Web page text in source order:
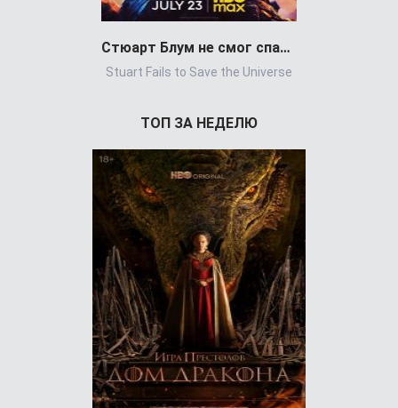
Стюарт Блум не смог спасти вселенную
Stuart Fails to Save the Universe
ТОП ЗА НЕДЕЛЮ